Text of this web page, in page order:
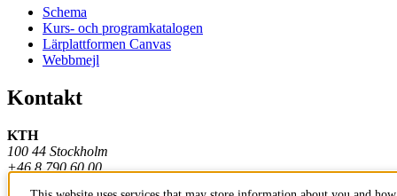
Schema
Kurs- och programkatalogen
Lärplattformen Canvas
Webbmejl
Kontakt
KTH
100 44 Stockholm
+46 8 790 60 00